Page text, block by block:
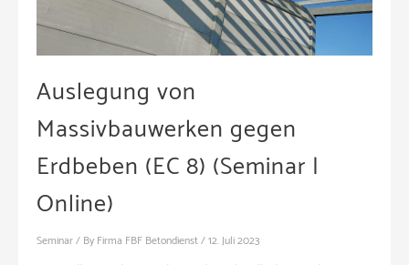
Auslegung von
Massivbauwerken gegen
Erdbeben (EC 8) (Seminar |
Online)
Seminar/ By Firma FBF Betondienst/12. Juli 2023